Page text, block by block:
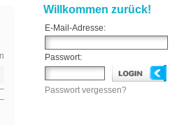
Willkommen zurück!
E-Mail-Adresse:
Passwort:
Passwort vergessen?